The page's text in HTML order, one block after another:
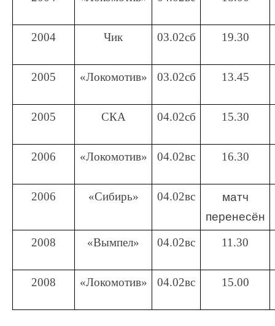
2004 Чик 03.02сб 19.30
2005 «Локомотив» 03.02сб 13.45
2005 СКА 04.02сб 15.30
2006 «Локомотив» 04.02вс 16.30
2006 «Сибирь» 04.02вс
матч
перенесён
2008 «Вымпел» 04.02вс 11.30
2008 «Локомотив» 04.02вс 15.00